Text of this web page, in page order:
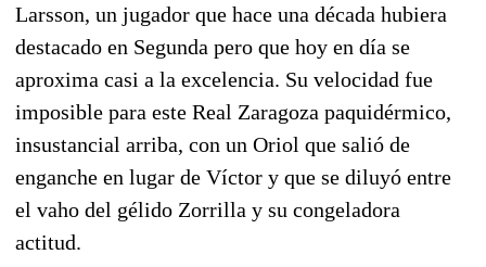
Larsson, un jugador que hace una década hubiera
destacado en Segunda pero que hoy en día se
aproxima casi a la excelencia. Su velocidad fue
imposible para este Real Zaragoza paquidérmico,
insustancial arriba, con un Oriol que salió de
enganche en lugar de Víctor y que se diluyó entre
el vaho del gélido Zorrilla y su congeladora
actitud.